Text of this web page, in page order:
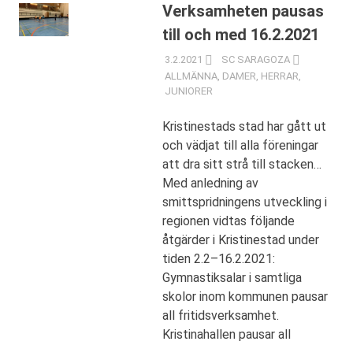
Verksamheten pausas
till och med 16.2.2021
3.2.2021
SC SARAGOZA
ALLMÄNNA, DAMER, HERRAR,
JUNIORER
Kristinestads stad har gått ut
och vädjat till alla föreningar
att dra sitt strå till stacken…
Med anledning av
smittspridningens utveckling i
regionen vidtas följande
åtgärder i Kristinestad under
tiden 2.2–16.2.2021:
Gymnastiksalar i samtliga
skolor inom kommunen pausar
all fritidsverksamhet.
Kristinahallen pausar all